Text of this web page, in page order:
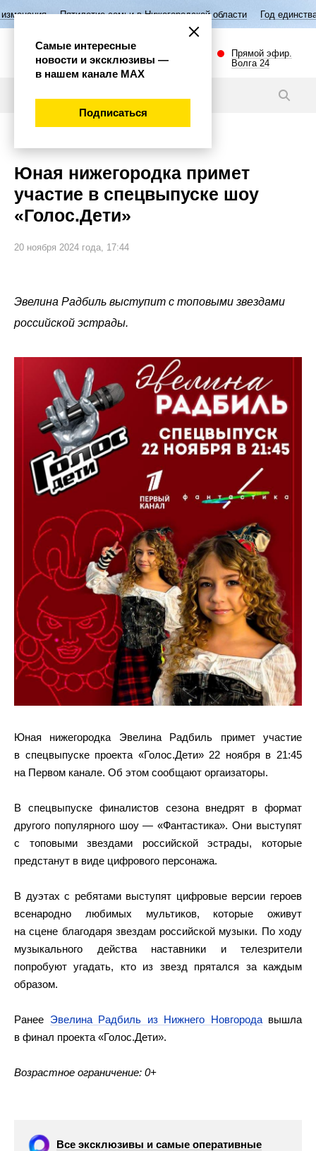
семьи в Нижегородской области Год единства народов
Прямой эфир.
Волга 24
Юная нижегородка примет
участие в спецвыпуске шоу
«Голос.Дети»
20 ноября 2024 года, 17:44
Эвелина Радбиль выступит с топовыми звездами
российской эстрады.
Юная нижегородка Эвелина Радбиль примет участие
в спецвыпуске проекта «Голос.Дети» 22 ноября в 21:45
на Первом канале. Об этом сообщают оргаизаторы.
В спецвыпуске финалистов сезона внедрят в формат
другого популярного шоу — «Фантастика». Они выступят
с топовыми звездами российской эстрады, которые
предстанут в виде цифрового персонажа.
В дуэтах с ребятами выступят цифровые версии героев
всенародно любимых мультиков, которые оживут
на сцене благодаря звездам российской музыки. По ходу
музыкального действа наставники и телезрители
попробуют угадать, кто из звезд прятался за каждым
образом.
Ранее Эвелина Радбиль из Нижнего Новгородавышла
в финал проекта «Голос.Дети».
Возрастное ограничение: 0+
Все эксклюзивы и самые оперативные
Самые интересные
новости и эксклюзивы —
в нашем канале МАХ
Подписаться